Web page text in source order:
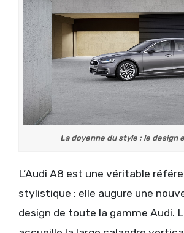
La doyenne du style : le design
L’Audi A8 est une véritable
stylistique : elle augure une
design de toute la gamme Audi.